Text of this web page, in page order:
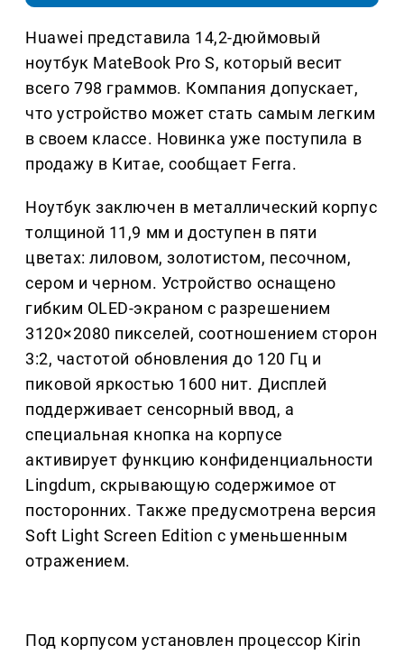
Huawei представила 14,2-дюймовый
ноутбук MateBook Pro S, который весит
всего 798 граммов. Компания допускает,
что устройство может стать самым легким
в своем классе. Новинка уже поступила в
продажу в Китае, сообщает Ferra.
Ноутбук заключен в металлический корпус
толщиной 11,9 мм и доступен в пяти
цветах: лиловом, золотистом, песочном,
сером и черном. Устройство оснащено
гибким OLED-экраном с разрешением
3120×2080 пикселей, соотношением сторон
3:2, частотой обновления до 120 Гц и
пиковой яркостью 1600 нит. Дисплей
поддерживает сенсорный ввод, а
специальная кнопка на корпусе
активирует функцию конфиденциальности
Lingdum, скрывающую содержимое от
посторонних. Также предусмотрена версия
Soft Light Screen Edition с уменьшенным
отражением.
Под корпусом установлен процессор Kirin